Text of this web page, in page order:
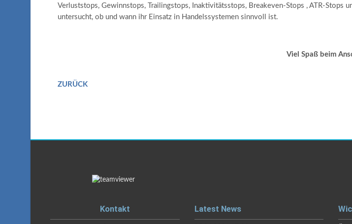
Verluststops, Gewinnstops, Trailingstops, Inaktivitätsstops, Breakeven-Stops , ATR-
untersucht, ob und wann ihr Einsatz in Handelssystemen sinnvoll ist.
Viel Spaß beim
ZURÜCK
Kontakt Latest News